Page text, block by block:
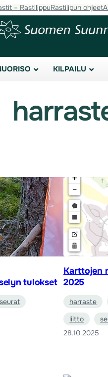
– RastilippuRastilipun ohjeet
KILPAILU
tulokset
seurat
Karttojen
2025
harraste
liitto
28.10.2025